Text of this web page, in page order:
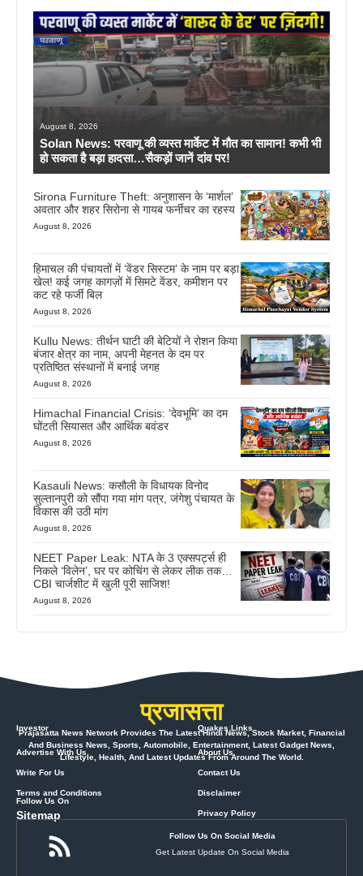
August 8, 2026
Solan News: परवाणू की व्यस्त मार्केट में मौत का सामान! कभी भी
हो सकता है बड़ा हादसा…सैकड़ों जानें दांव पर!
Sirona Furniture Theft: अनुशासन के ‘मार्शल’
अवतार और शहर सिरोना से गायब फर्नीचर का रहस्य
August 8, 2026
हिमाचल की पंचायतों में ‘वेंडर सिस्टम’ के नाम पर बड़ा
खेल! कई जगह कागज़ों में सिमटे वेंडर, कमीशन पर
कट रहे फर्जी बिल
August 8, 2026
Kullu News: तीर्थन घाटी की बेटियों ने रोशन किया
बंजार क्षेत्र का नाम, अपनी मेहनत के दम पर
प्रतिष्ठित संस्थानों में बनाई जगह
August 8, 2026
Himachal Financial Crisis: ‘देवभूमि’ का दम
घोंटती सियासत और आर्थिक बवंडर
August 8, 2026
Kasauli News: कसौली के विधायक विनोद
सुल्तानपुरी को सौंपा गया मांग पत्र, जंगेशु पंचायत के
विकास की उठी मांग
August 8, 2026
NEET Paper Leak: NTA के 3 एक्सपर्ट्स ही
निकले ‘विलेन’, घर पर कोचिंग से लेकर लीक तक…
CBI चार्जशीट में खुली पूरी साजिश!
August 8, 2026
प्रजासत्ता
Prajasatta News Network Provides The Latest Hindi News, Stock Market, Financial
And Business News, Sports, Automobile, Entertainment, Latest Gadget News,
Lifestyle, Health, And Latest Updates From Around The World.
Investor
Advertise With Us
Write For Us
Terms and Conditions
Sitemap
Quakes Links
About Us
Contact Us
Disclaimer
Privacy Policy
Follow Us On
Follow Us On Social Media
Get Latest Update On Social Media